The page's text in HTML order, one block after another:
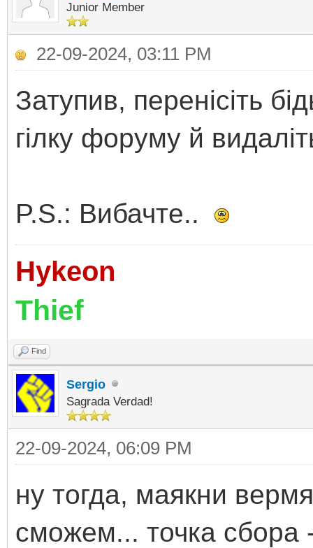
Junior Member
22-09-2024, 03:11 PM
Затупив, перенісіть
гілку форуму й
P.S.: Вибачте..
Hykeon
Thief
Find
Sergio
Sagrada Verdad!
22-09-2024, 06:09 PM
ну тогда, маякни
сможем... точка сбора